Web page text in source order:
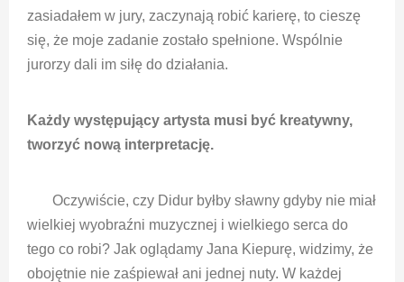
zasiadałem w jury, zaczynają robić karierę, to cieszę
się, że moje zadanie zostało spełnione. Wspólnie
jurorzy dali im siłę do działania.
Każdy występujący artysta musi być kreatywny,
tworzyć nową interpretację.
Oczywiście, czy Didur byłby sławny gdyby nie miał
wielkiej wyobraźni muzycznej i wielkiego serca do
tego co robi? Jak oglądamy Jana Kiepurę, widzimy, że
obojętnie nie zaśpiewał ani jednej nuty. W każdej